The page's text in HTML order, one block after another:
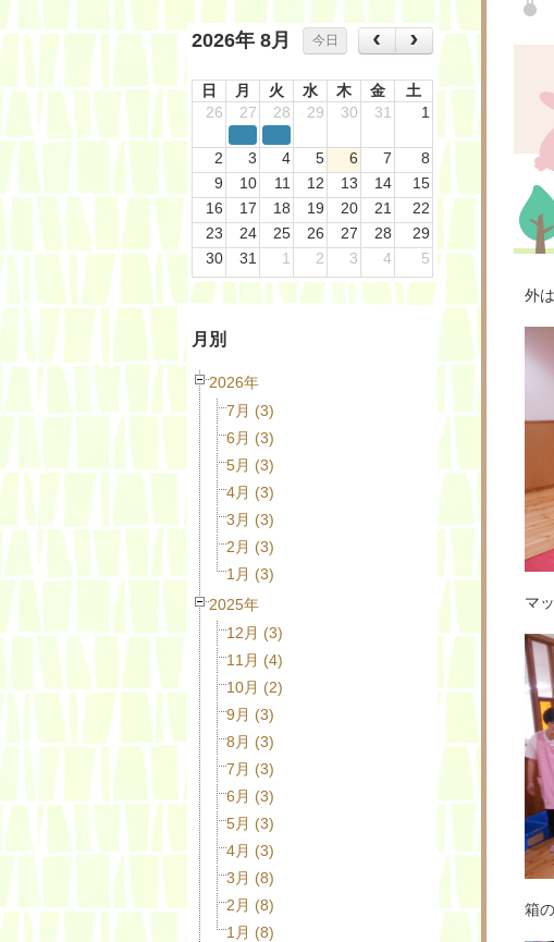
2026年 8月 今日
日 月 火 水 木 金
土
26
27 28 29 30 31 1
2 3 4 5 6 7
8
9
10 11 12 13 14
15
16
17 18 19 20 21
22
23
24 25 26 27 28
29
30
31 1 2 3 4 5
月別
2026年
7月 (3)
6月 (3)
5月 (3)
4月 (3)
3月 (3)
2月 (3)
1月 (3)
2025年
12月 (3)
11月 (4)
10月 (2)
9月 (3)
8月 (3)
7月 (3)
6月 (3)
5月 (3)
4月 (3)
3月 (8)
2月 (8)
1月 (8)
外
マ
箱